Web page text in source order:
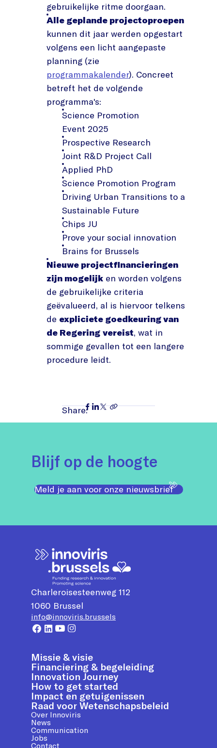
gebruikelijke ritme doorgaan.
Alle geplande projectoproepen
kunnen dit jaar werden opgestart
volgens een licht aangepaste
planning (zie
programmakalender). Concreet
betreft het de volgende
programma's:
Science Promotion
Event 2025
Prospective Research
Joint R&D Project Call
Applied PhD
Science Promotion Program
Driving Urban Transitions to a
Sustainable Future
Chips JU
Prove your social innovation
Brains for Brussels
Nieuwe projectfinancieringen
zijn mogelijk en worden volgens
de gebruikelijke criteria
geëvalueerd, al is hiervoor telkens
de expliciete goedkeuring van
de Regering vereist, wat in
sommige gevallen tot een langere
procedure leidt.
Share:
Blijf op de hoogte
Meld je aan voor onze nieuwsbrief
Charleroisesteenweg 112
1060 Brussel
info@innoviris.brussels
Missie & visie
Financiering & begeleiding
Innovation Journey
How to get started
Impact en getuigenissen
Raad voor Wetenschapsbeleid
Over Innoviris
News
Communication
Jobs
Contact